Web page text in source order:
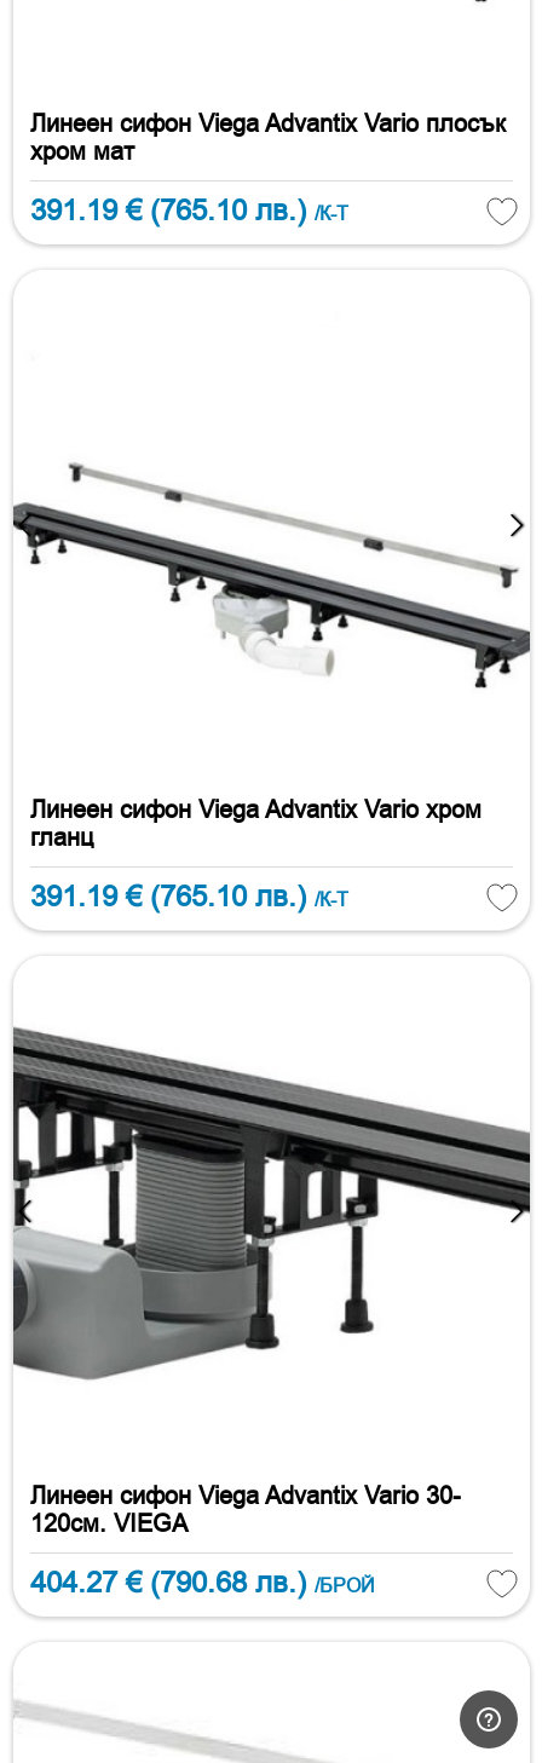
Линеен сифон Viega Advantix Vario плосък
хром мат
391.19 € (765.10 лв.) /К-Т
Линеен сифон Viega Advantix Vario хром
гланц
391.19 € (765.10 лв.) /К-Т
Линеен сифон Viega Advantix Vario 30-
120см. VIEGA
404.27 € (790.68 лв.) /БРОЙ